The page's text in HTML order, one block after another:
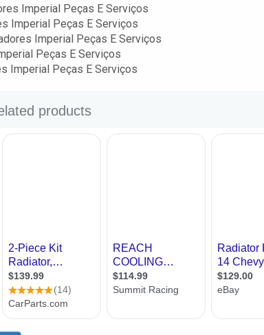
Imperial Peças E Serviços
Imperial Peças E Serviços
Imperial Peças E Serviços
Peças E Serviços
Imperial Peças E Serviços